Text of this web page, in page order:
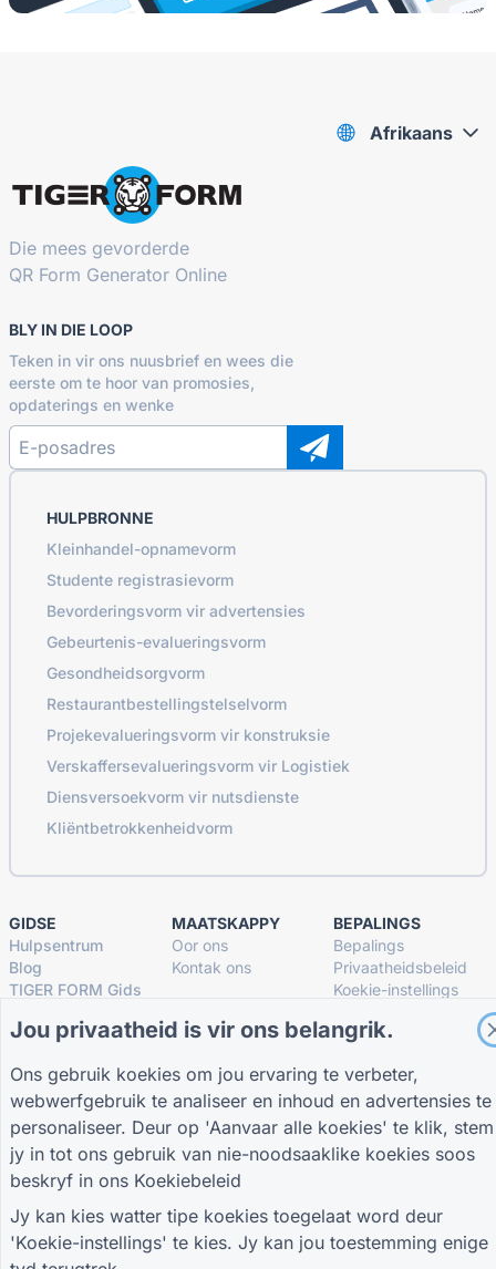
Die mees gevorderde
QR Form Generator Online
BLY IN DIE LOOP
Teken in vir ons nuusbrief en wees die
eerste om te hoor van promosies,
opdaterings en wenke
HULPBRONNE
Kleinhandel-opnamevorm
Studente registrasievorm
Bevorderingsvorm vir advertensies
Gebeurtenis-evalueringsvorm
Gesondheidsorgvorm
Restaurantbestellingstelselvorm
Projekevalueringsvorm vir konstruksie
Verskaffersevalueringsvorm vir Logistiek
Diensversoekvorm vir nutsdienste
Kliëntbetrokkenheidvorm
GIDSE
Hulpsentrum
Blog
TIGER FORM Gids
MAATSKAPPY
Oor ons
Kontak ons
BEPALINGS
Bepalings
Privaatheidsbeleid
Koekie-instellings
Afrikaans
© 2026 QR Form Generator. All rights reserved.
Jou privaatheid is vir ons belangrik.
Ons gebruik koekies om jou ervaring te verbeter,
webwerfgebruik te analiseer en inhoud en advertensies te
personaliseer. Deur op 'Aanvaar alle koekies' te klik, stem
jy in tot ons gebruik van nie-noodsaaklike koekies soos
beskryf in ons Koekiebeleid
Jy kan kies watter tipe koekies toegelaat word deur
'Koekie-instellings' te kies. Jy kan jou toestemming enige